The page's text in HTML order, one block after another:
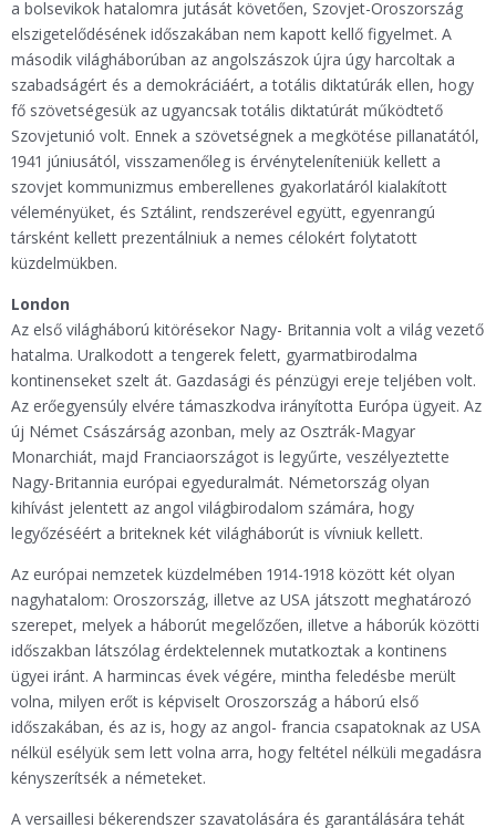
a bolsevikok hatalomra jutását követően, Szovjet-Oroszország
elszigetelődésének időszakában nem kapott kellő figyelmet. A
második világháborúban az angolszászok újra úgy harcoltak a
szabadságért és a demokráciáért, a totális diktatúrák ellen, hogy
fő szövetségesük az ugyancsak totális diktatúrát működtető
Szovjetunió volt. Ennek a szövetségnek a megkötése pillanatától,
1941 júniusától, visszamenőleg is érvényteleníteniük kellett a
szovjet kommunizmus emberellenes gyakorlatáról kialakított
véleményüket, és Sztálint, rendszerével együtt, egyenrangú
társként kellett prezentálniuk a nemes célokért folytatott
küzdelmükben.
London
Az első világháború kitörésekor Nagy- Britannia volt a világ vezető
hatalma. Uralkodott a tengerek felett, gyarmatbirodalma
kontinenseket szelt át. Gazdasági és pénzügyi ereje teljében volt.
Az erőegyensúly elvére támaszkodva irányította Európa ügyeit. Az
új Német Császárság azonban, mely az Osztrák-Magyar
Monarchiát, majd Franciaországot is legyűrte, veszélyeztette
Nagy-Britannia európai egyeduralmát. Németország olyan
kihívást jelentett az angol világbirodalom számára, hogy
legyőzéséért a briteknek két világháborút is vívniuk kellett.
Az európai nemzetek küzdelmében 1914-1918 között két olyan
nagyhatalom: Oroszország, illetve az USA játszott meghatározó
szerepet, melyek a háborút megelőzően, illetve a háborúk közötti
időszakban látszólag érdektelennek mutatkoztak a kontinens
ügyei iránt. A harmincas évek végére, mintha feledésbe merült
volna, milyen erőt is képviselt Oroszország a háború első
időszakában, és az is, hogy az angol- francia csapatoknak az USA
nélkül esélyük sem lett volna arra, hogy feltétel nélküli megadásra
kényszerítsék a németeket.
A versaillesi békerendszer szavatolására és garantálására tehát